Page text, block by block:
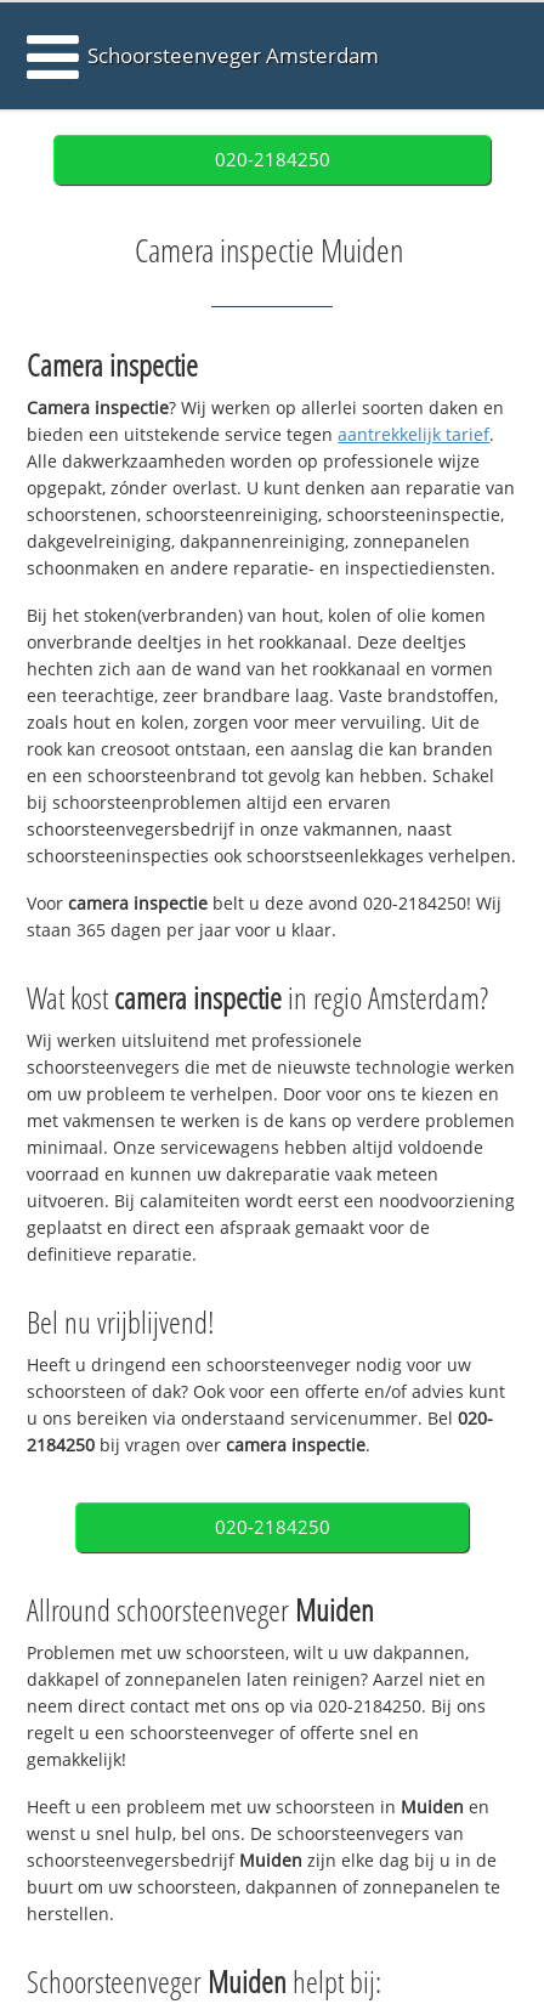
Schoorsteenveger Amsterdam
020-2184250
Camera inspectie Muiden
Camera inspectie
Camera inspectie? Wij werken op allerlei soorten daken en
bieden een uitstekende service tegenaantrekkelijk tarief.
Alle dakwerkzaamheden worden op professionele wijze
opgepakt, zónder overlast. U kunt denken aan reparatie van
schoorstenen, schoorsteenreiniging, schoorsteeninspectie,
dakgevelreiniging, dakpannenreiniging, zonnepanelen
schoonmaken en andere reparatie- en inspectiediensten.
Bij het stoken(verbranden) van hout, kolen of olie komen
onverbrande deeltjes in het rookkanaal. Deze deeltjes
hechten zich aan de wand van het rookkanaal en vormen
een teerachtige, zeer brandbare laag. Vaste brandstoffen,
zoals hout en kolen, zorgen voor meer vervuiling. Uit de
rook kan creosoot ontstaan, een aanslag die kan branden
en een schoorsteenbrand tot gevolg kan hebben. Schakel
bij schoorsteenproblemen altijd een ervaren
schoorsteenvegersbedrijf in onze vakmannen, naast
schoorsteeninspecties ook schoorstseenlekkages verhelpen.
Voorcamera inspectie belt u deze avond 020-2184250! Wij
staan 365 dagen per jaar voor u klaar.
Wat kostcamera inspectiein regio Amsterdam?
Wij werken uitsluitend met professionele
schoorsteenvegers die met de nieuwste technologie werken
om uw probleem te verhelpen. Door voor ons te kiezen en
met vakmensen te werken is de kans op verdere problemen
minimaal. Onze servicewagens hebben altijd voldoende
voorraad en kunnen uw dakreparatie vaak meteen
uitvoeren. Bij calamiteiten wordt eerst een noodvoorziening
geplaatst en direct een afspraak gemaakt voor de
definitieve reparatie.
Bel nu vrijblijvend!
Heeft u dringend een schoorsteenveger nodig voor uw
schoorsteen of dak? Ook voor een offerte en/of advies kunt
u ons bereiken via onderstaand servicenummer. Bel020-
2184250 bij vragen overcamera inspectie.
020-2184250
Allround schoorsteenveger Muiden
Problemen met uw schoorsteen, wilt u uw dakpannen,
dakkapel of zonnepanelen laten reinigen? Aarzel niet en
neem direct contact met ons op via 020-2184250. Bij ons
regelt u een schoorsteenveger of offerte snel en
gemakkelijk!
Heeft u een probleem met uw schoorsteen in Muiden en
wenst u snel hulp, bel ons. De schoorsteenvegers van
schoorsteenvegersbedrijf Muiden zijn elke dag bij u in de
buurt om uw schoorsteen, dakpannen of zonnepanelen te
herstellen.
Schoorsteenveger Muiden helpt bij: